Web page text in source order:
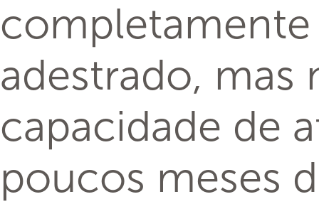
completamente
adestrado, mas
capacidade de
poucos meses